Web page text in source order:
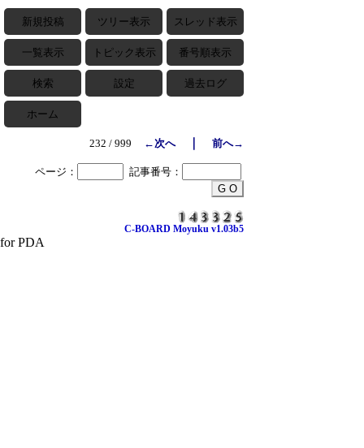
新規投稿 ツリー表示 スレッド表示
一覧表示 トピック表示 番号順表示
検索 設定 過去ログ
ホーム
232 / 999 ←次へ｜ 前へ→
ページ： 記事番号：
C-BOARD Moyuku v1.03b5
for PDA